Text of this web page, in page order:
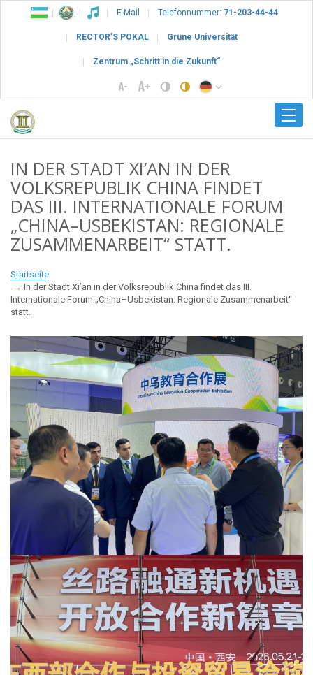
E-Mail Telefonnummer: 71-203-44-44
RECTOR’S POKAL Grüne Universität
Zentrum „Schritt in die Zukunft“
IN DER STADT XI’AN IN DER
VOLKSREPUBLIK CHINA FINDET
DAS III. INTERNATIONALE FORUM
„CHINA–USBEKISTAN: REGIONALE
ZUSAMMENARBEIT“ STATT.
Startseite
In der Stadt Xi’an in der Volksrepublik China findet das III.
Internationale Forum „China–Usbekistan: Regionale Zusammenarbeit“
statt.